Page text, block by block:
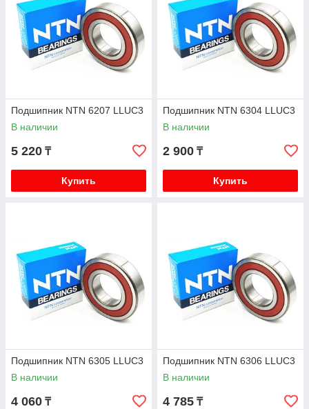
Подшипник NTN 6207 LLUC3
В наличии
5 220 ₸
Купить
Подшипник NTN 6304 LLUC3
В наличии
2 900 ₸
Купить
Подшипник NTN 6305 LLUC3
В наличии
4 060 ₸
Подшипник NTN 6306 LLUC3
В наличии
4 785 ₸